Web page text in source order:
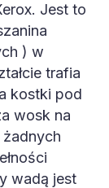
Jest to
) w
trafia
kostki pod
wosk na
żadnych
wadą jest